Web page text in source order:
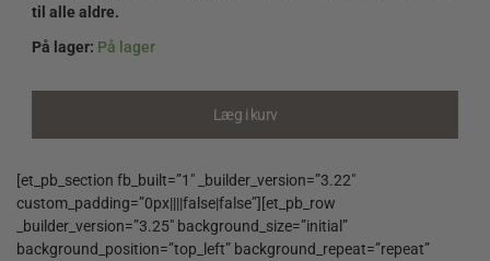
til alle aldre.
På lager: På lager
Strikkesaga
Læg i kurv
[et_pb_section fb_built=”1″ _builder_version=”3.22″
custom_padding=”0px||||false|false”][et_pb_row
_builder_version=”3.25″ background_size=”initial”
background_position=”top_left” background_repeat=”repeat”